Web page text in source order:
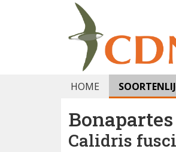
HOME
Calidris